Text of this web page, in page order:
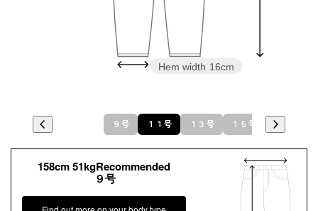
Hem width 16cm
９号 １１号 １３号 １５号
158cm 51kgRecommended
９号